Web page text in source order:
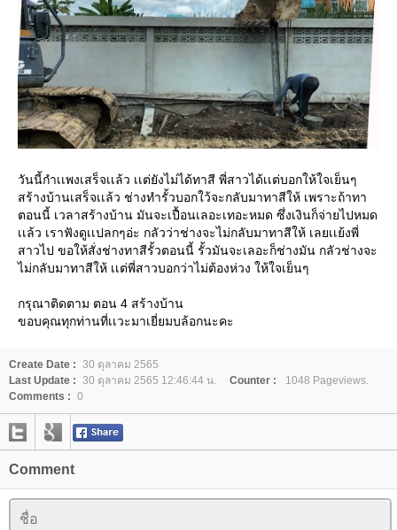
วันนี้กำเเพงเสร็จเเล้ว เเต่ยังไม่ได้ทาสี พี่สาวได้เเต่บอกให้ใจเย็นๆ
สร้างบ้านเสร็จเเล้ว ช่างทำรั้วบอกใว้จะกลับมาทาสีให้ เพราะถ้าทา
ตอนนี้ เวลาสร้างบ้าน มันจะเปื้อนเลอะเทอะหมด ซึ่งเงินก็จ่ายไปหมด
เเล้ว เราฟังดูเเปลกๆอ่ะ กลัวว่าช่างจะไม่กลับมาทาสีให้ เลยเเย้งพี่
สาวไป ขอให้สั่งช่างทาสีรั้วตอนนี้ รั้วมันจะเลอะก็ช่างมัน กลัวช่างจะ
ไม่กลับมาทาสีให้ เเต่พี่สาวบอกว่าไม่ต้องห่วง ให้ใจเย็นๆ
กรุณาติดตาม ตอน 4 สร้างบ้าน
ขอบคุณทุกท่านที่เเวะมาเยี่ยมบล้อกนะคะ
Create Date : 30 ตุลาคม 2565
Last Update : 30 ตุลาคม 2565 12:46:44 น. Counter :
1048 Pageviews.
Comments : 0
Comment